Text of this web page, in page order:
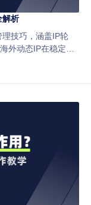
解析
技巧，涵盖IP轮
外动态IP在稳定性
业务高效安全运